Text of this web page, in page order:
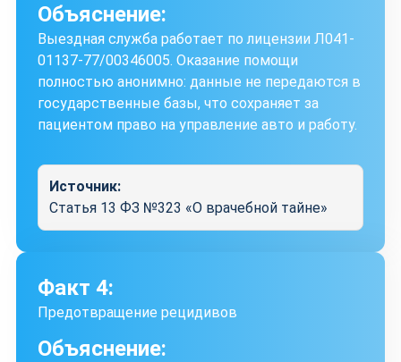
Объяснение:
Выездная служба работает по лицензии Л041-
01137-77/00346005. Оказание помощи
полностью анонимно: данные не передаются в
государственные базы, что сохраняет за
пациентом право на управление авто и работу.
Источник:
Статья 13 ФЗ №323 «О врачебной тайне»
Факт 4:
Предотвращение рецидивов
Объяснение: